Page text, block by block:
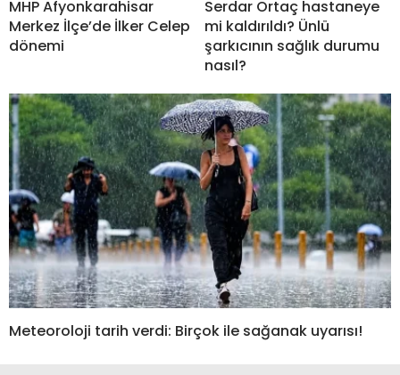
MHP Afyonkarahisar
Merkez İlçe’de İlker Celep
dönemi
Serdar Ortaç hastaneye
mi kaldırıldı? Ünlü
şarkıcının sağlık durumu
nasıl?
Meteoroloji tarih verdi: Birçok ile sağanak uyarısı!